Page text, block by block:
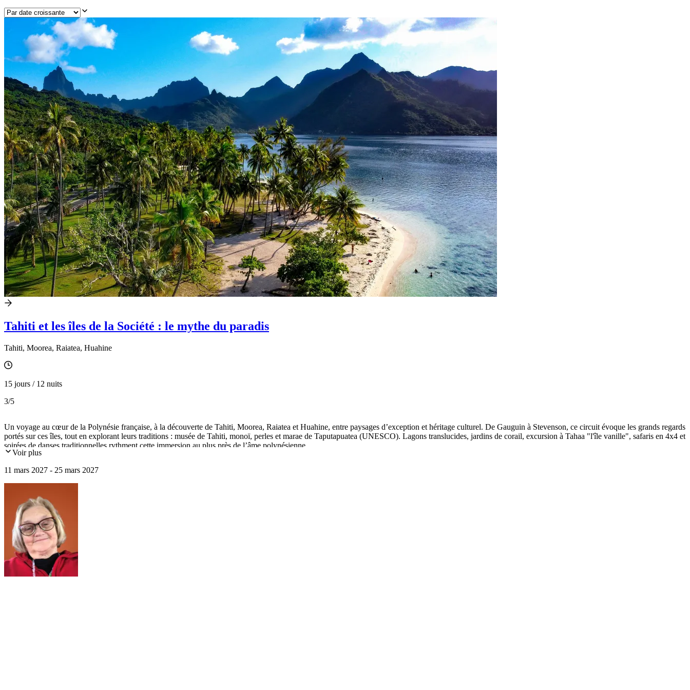
Tahiti et les îles de la Société : le mythe du paradis
Tahiti, Moorea, Raiatea, Huahine
15 jours / 12 nuits
3/5
Un voyage au cœur de la Polynésie française, à la découverte de Tahiti, Moorea, Raiatea et Huahine, entre paysages d’exception et héritage culturel. De Gauguin à Stevenson, ce circuit évoque les grands regards
portés sur ces îles, tout en explorant leurs traditions : musée de Tahiti, monoï, perles et marae de Taputapuatea (UNESCO). Lagons translucides, jardins de corail, excursion à Tahaa "l'île vanille", safaris en 4x4 et
soirées de danses traditionnelles rythment cette immersion au plus près de l’âme polynésienne.
Voir plus
11 mars 2027 - 25 mars 2027